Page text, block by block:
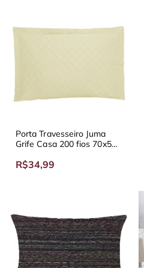
Porta Travesseiro Juma
Grife Casa 200 fios 70x50
R$34,99